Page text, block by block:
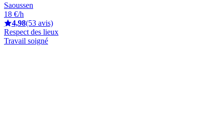
Saoussen
18 €/h
4,98(53 avis)
Respect des lieux
Travail soigné